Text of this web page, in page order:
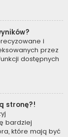
i
przez
dostępnych
stronę?!
bardziej
które mają być